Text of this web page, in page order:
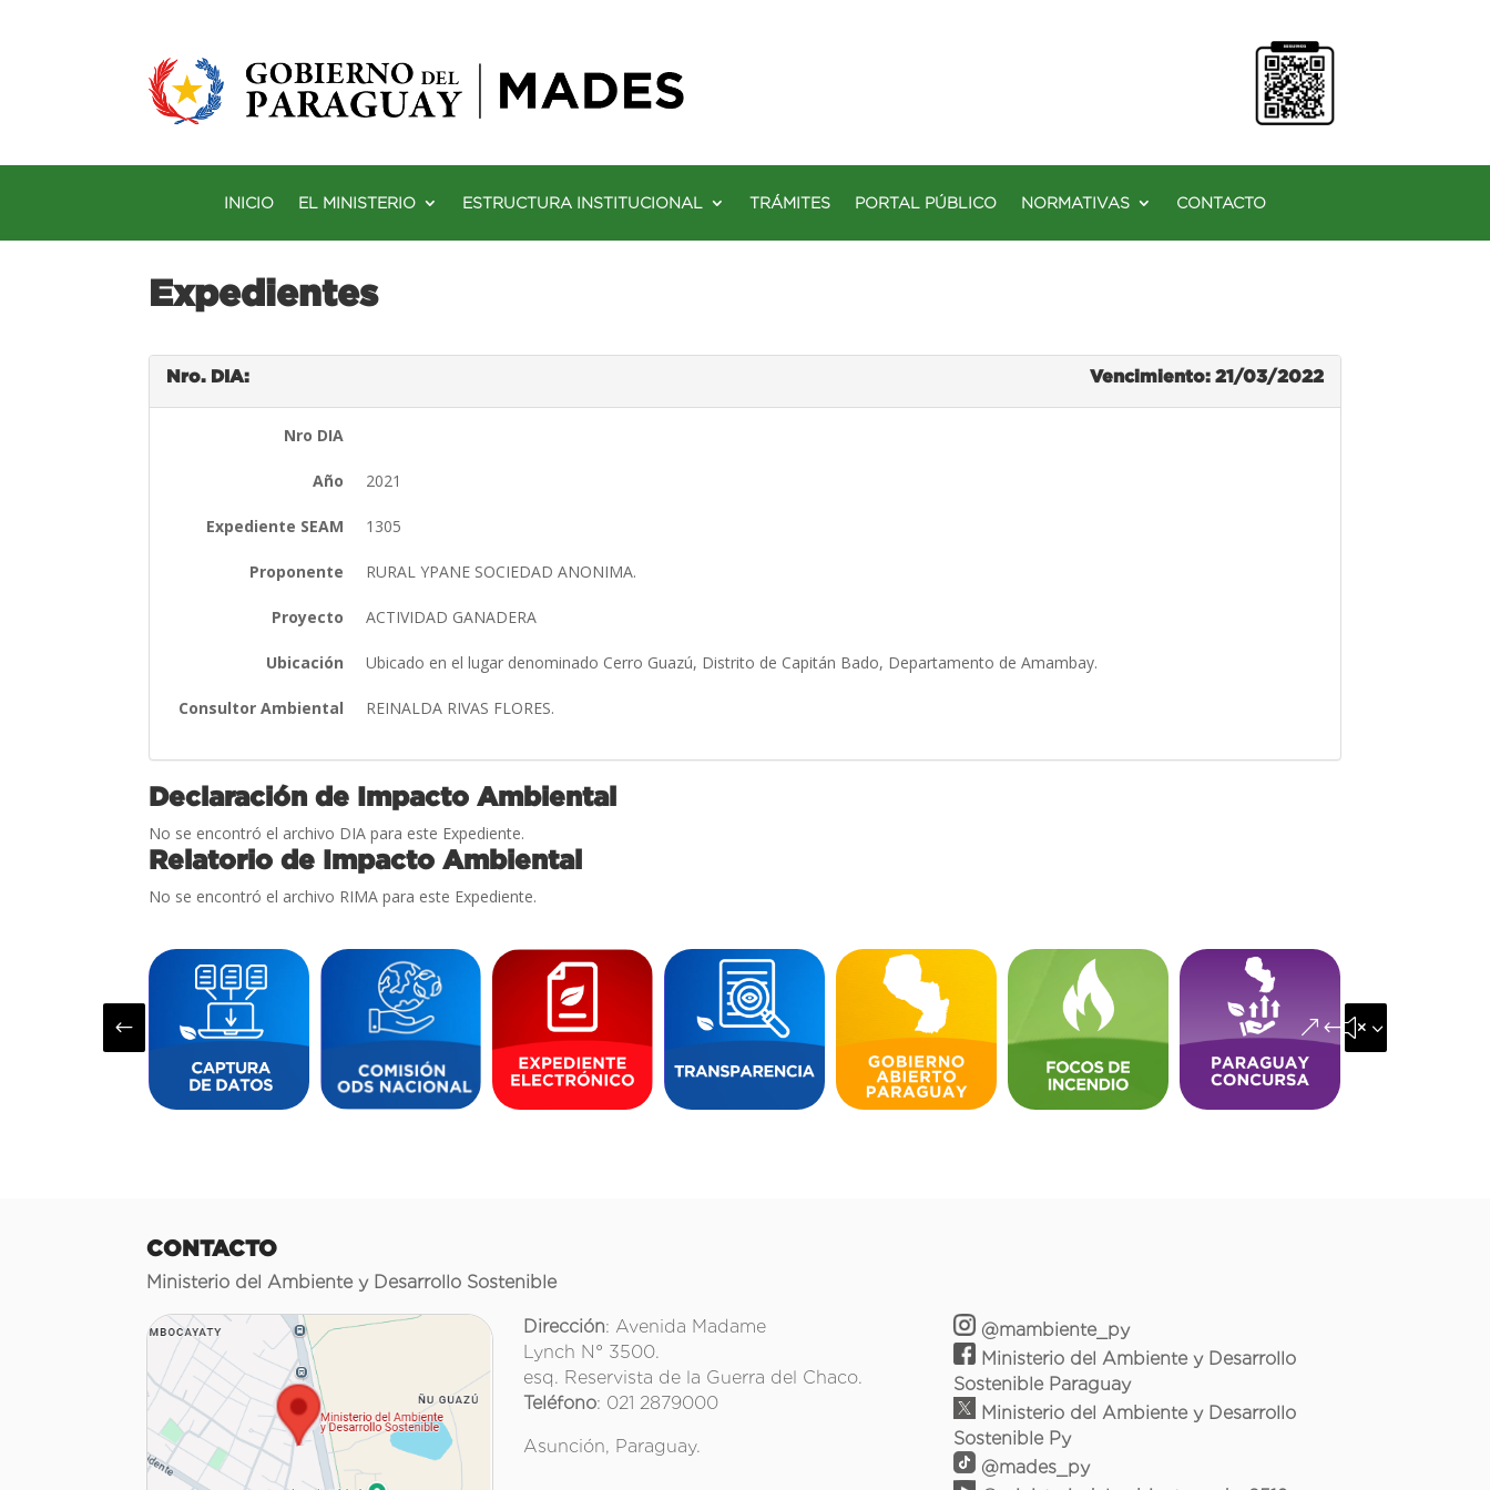
INICIO EL MINISTERIO ESTRUCTURA INSTITUCIONAL TRÁMITES PORTAL PÚBLICO NORMATIVAS CONTACTO
Expedientes
Nro. DIA: Vencimiento: 21/03/2022
Nro DIA
Año 2021
Expediente SEAM 1305
Proponente RURAL YPANE SOCIEDAD ANONIMA.
Proyecto ACTIVIDAD GANADERA
Ubicación Ubicado en el lugar denominado Cerro Guazú, Distrito de Capitán Bado, Departamento de Amambay.
Consultor Ambiental REINALDA RIVAS FLORES.
Declaración de Impacto Ambiental
No se encontró el archivo DIA para este Expediente.
Relatorio de Impacto Ambiental
No se encontró el archivo RIMA para este Expediente.
# &#x35;
CONTACTO
Ministerio del Ambiente y Desarrollo Sostenible
Dirección: Avenida Madame
Lynch N° 3500.
esq. Reservista de la Guerra del Chaco.
Teléfono: 021 2879000
Asunción, Paraguay.
@mambiente_py
Ministerio del Ambiente y Desarrollo
Sostenible Paraguay
Ministerio del Ambiente y Desarrollo
Sostenible Py
@mades_py